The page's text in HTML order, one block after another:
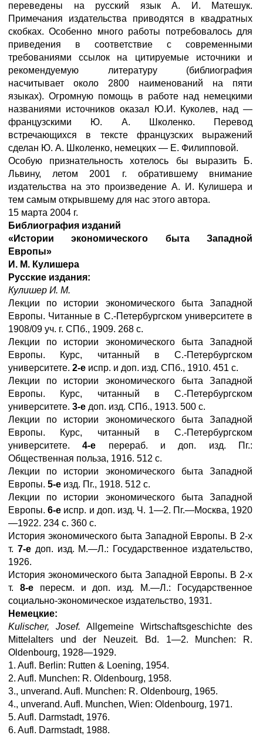
переведены на русский язык А. И. Матешук.
Примечания издательства приводятся в квадратных
скобках. Особенно много работы потребовалось для
приведения в соответствие с современными
требованиями ссылок на цитируемые источники и
рекомендуемую литературу (библиография
насчитывает около 2800 наименований на пяти
языках). Огромную помощь в работе над немецкими
названиями источников оказал Ю.И. Куколев, над —
французскими Ю. А. Школенко. Перевод
встречающихся в тексте французских выражений
сделан Ю. А. Школенко, немецких — Е. Филипповой.
Особую признательность хотелось бы выразить Б.
Львину, летом 2001 г. обратившему внимание
издательства на это произведение А. И. Кулишера и
тем самым открывшему для нас этого автора.
15 марта 2004 г.
Библиография изданий
«Истории экономического быта Западной
Европы»
И. М. Кулишера
Русские издания:
Кулишер И. М.
Лекции по истории экономического быта Западной
Европы. Читанные в С.-Петербургском университете в
1908/09 уч. г. СПб., 1909. 268 с.
Лекции по истории экономического быта Западной
Европы. Курс, читанный в С.-Петербургском
университете. 2-е испр. и доп. изд. СПб., 1910. 451 с.
Лекции по истории экономического быта Западной
Европы. Курс, читанный в С.-Петербургском
университете. 3-е доп. изд. СПб., 1913. 500 с.
Лекции по истории экономического быта Западной
Европы. Курс, читанный в С.-Петербургском
университете.4-е перераб. и доп. изд. Пг.:
Общественная польза, 1916. 512 с.
Лекции по истории экономического быта Западной
Европы. 5-е изд. Пг., 1918. 512 с.
Лекции по истории экономического быта Западной
Европы.6-е испр. и доп. изд. Ч. 1—2. Пг.—Москва, 1920
—1922. 234 с. 360 с.
История экономического быта Западной Европы. В 2-х
т. 7-едоп. изд. М.—Л.: Государственное издательство,
1926.
История экономического быта Западной Европы. В 2-х
т. 8-епересм. и доп. изд. М.—Л.: Государственное
социально-экономическое издательство, 1931.
Немецкие:
Kulischer, Josef. Allgemeine Wirtschaftsgeschichte des
Mittelalters und der Neuzeit. Bd. 1—2. Munchen: R.
Oldenbourg, 1928—1929.
1. Aufl. Berlin: Rutten & Loening, 1954.
2. Aufl. Munchen: R. Oldenbourg, 1958.
3., unverand. Aufl. Munchen: R. Oldenbourg, 1965.
4., unverand. Aufl. Munchen, Wien: Oldenbourg, 1971.
5. Aufl. Darmstadt, 1976.
6. Aufl. Darmstadt, 1988.